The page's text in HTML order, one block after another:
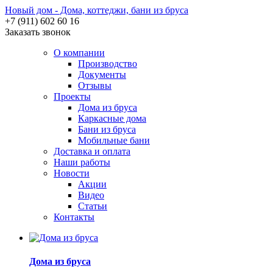
Новый дом - Дома, коттеджи, бани из бруса
+7 (911) 602 60 16
Заказать звонок
О компании
Производство
Документы
Отзывы
Проекты
Дома из бруса
Каркасные дома
Бани из бруса
Мобильные бани
Доставка и оплата
Наши работы
Новости
Акции
Видео
Статьи
Контакты
Дома из бруса